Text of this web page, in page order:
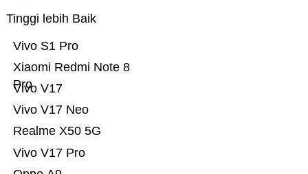
Tinggi lebih Baik
Vivo V17 Pro
Realme X50 5G
Vivo V17 Neo
Vivo V17
Xiaomi Redmi Note 8
Pro
Vivo S1 Pro